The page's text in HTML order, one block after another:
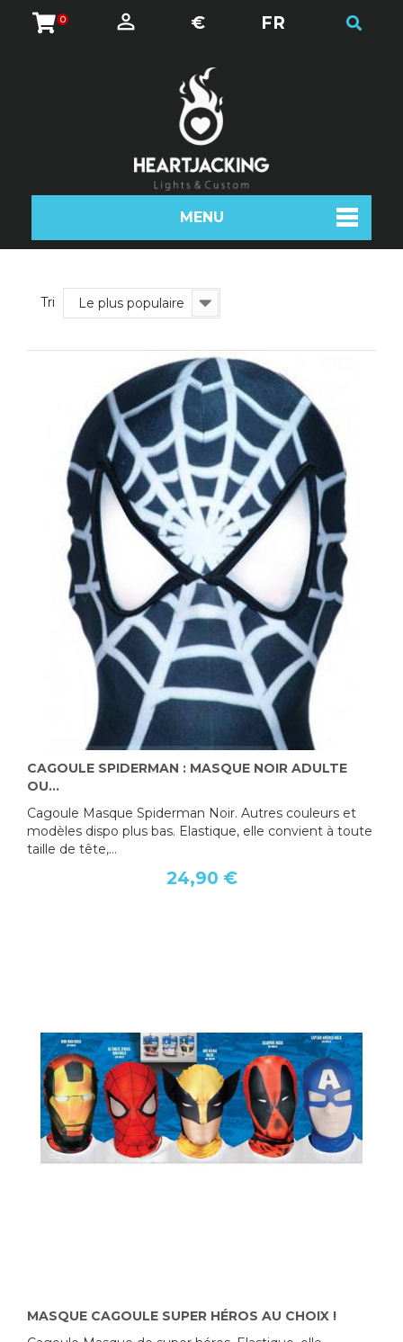
0 € FR
MENU
Tri Le plus populaire
CAGOULE SPIDERMAN : MASQUE NOIR ADULTE
OU...
Cagoule Masque Spiderman Noir. Autres couleurs et
modèles dispo plus bas. Elastique, elle convient à toute
taille de tête,...
24,90 €
MASQUE CAGOULE SUPER HÉROS AU CHOIX !